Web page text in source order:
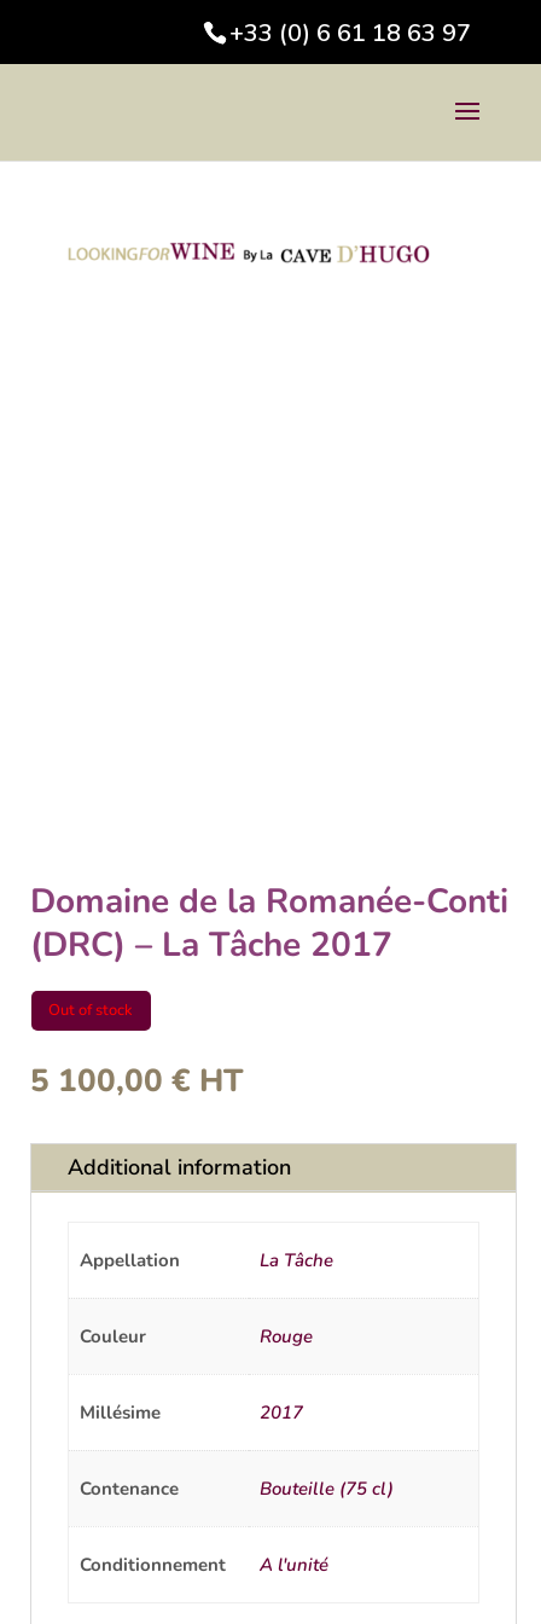
+33 (0) 6 61 18 63 97
Domaine de la Romanée-Conti
(DRC) – La Tâche 2017
Out of stock
5 100,00 € HT
Additional information
Appellation La Tâche
Couleur Rouge
Millésime 2017
Contenance Bouteille (75 cl)
Conditionnement A l'unité